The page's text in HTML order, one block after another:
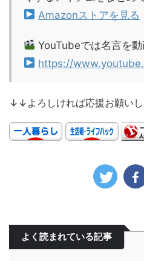
Amazonストアを見る
YouTubeでは名言を動
https://
↓↓よろしければ応援お願い
よく読まれている記事